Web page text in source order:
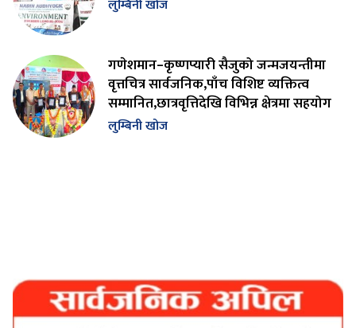
लुम्बिनी खोज
गणेशमान–कृष्णप्यारी सैजुको जन्मजयन्तीमा
वृत्तचित्र सार्वजनिक,पाँच विशिष्ट व्यक्तित्व
सम्मानित,छात्रवृत्तिदेखि विभिन्न क्षेत्रमा सहयोग
लुम्बिनी खोज